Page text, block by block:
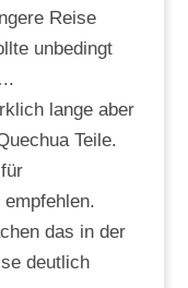
Reise
unbedingt
lange aber
Teile.
das in der
deutlich